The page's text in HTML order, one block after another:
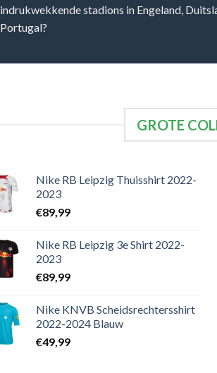
indrukwekkende stadions in Engeland,
Portugal?
GROTE
Nike RB Leipzig Thuisshirt 2022-
2023
€89,99
Nike RB Leipzig 3e Shirt 2022-
2023
€89,99
Nike KNVB Scheidsrechtersshirt
2022-2024 Blauw
€49,99